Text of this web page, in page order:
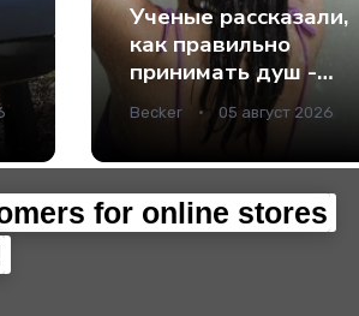
Ученые рассказали,
как правильно
принимать душ -
Наука.
Becker 05 август 2026
for online stores